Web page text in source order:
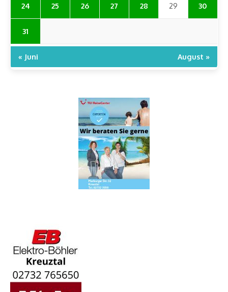
24 25 26 27 28 29 30
31
« Juni August »